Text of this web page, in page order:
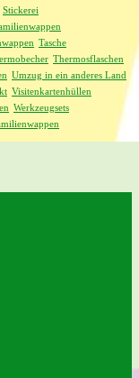
Stickerei
Tasche
Thermosflaschen
Umzug in ein anderes Land
Visitenkartenhüllen
Werkzeugsets